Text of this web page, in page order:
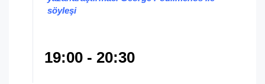
söyleşi
19:00 - 20:30